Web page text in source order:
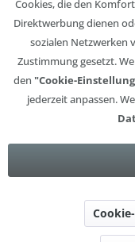
Cookies, die den
Direktwerbung dienen
sozialen Netzwerken
Zustimmung gesetzt.
den "Cookie-
jederzeit anpassen.